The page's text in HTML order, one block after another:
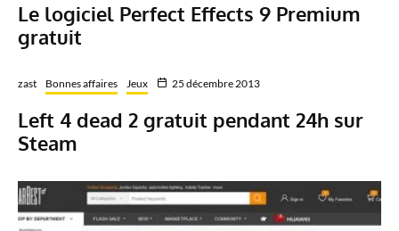
Le logiciel Perfect Effects 9 Premium
gratuit
zast Bonnes affaires Jeux 25 décembre 2013
Left 4 dead 2 gratuit pendant 24h sur
Steam